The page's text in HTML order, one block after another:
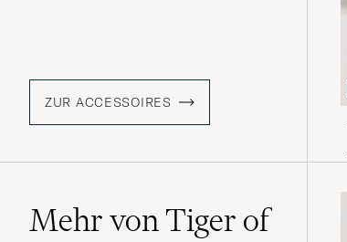
ZUR ACCESSOIRES
Mehr von Tiger of